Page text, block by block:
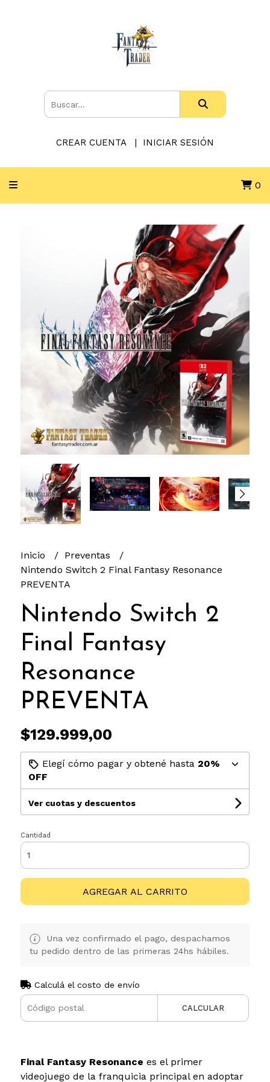
CREAR CUENTA INICIAR SESIÓN
0
Inicio
Preventas
Nintendo Switch 2 Final Fantasy Resonance
PREVENTA
Nintendo Switch 2
Final Fantasy
Resonance
PREVENTA
$129.999,00
Elegí cómo pagar y obtené hasta 20%
OFF
Ver cuotas y descuentos
Cantidad
AGREGAR AL CARRITO
Una vez confirmado el pago, despachamos
tu pedido dentro de las primeras 24hs hábiles.
Calculá el costo de envío
CALCULAR
Final Fantasy Resonance es el primer
videojuego de la franquicia principal en adoptar